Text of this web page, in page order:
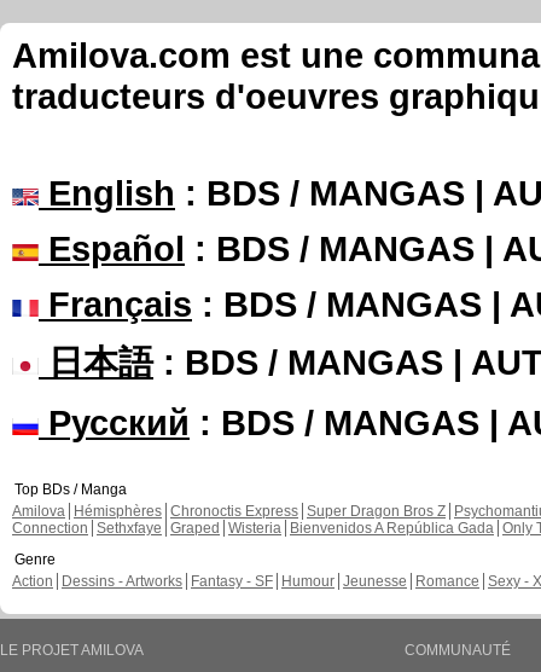
Amilova.com est une
traducteurs d'oeuvres
English : BDS / MANGAS |
Español : BDS / MANGAS |
Français : BDS / MANGAS |
日本語: BDS / MANGAS |
Русский : BDS / MANGAS |
Top BDs / Manga
Amilova
Hémisphères Chronoctis Express Super Dragon Bros Z
Connection Sethxfaye Graped Wisteria Bienvenidos A República Gada Only
Genre
Action
Dessins - Artworks Fantasy - SF Humour Jeunesse Romance Sexy -
LE PROJET AMILOVA
COMMUNAUTÉ